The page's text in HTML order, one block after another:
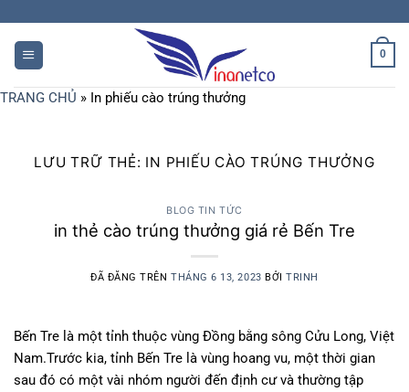
0
TRANG CHỦ » In phiếu cào trúng thưởng
LƯU TRỮ THẺ: IN PHIẾU CÀO TRÚNG THƯỞNG
BLOG TIN TỨC
in thẻ cào trúng thưởng giá rẻ Bến Tre
ĐÃ ĐĂNG TRÊN THÁNG 6 13, 2023 BỞITRINH
Bến Tre là một tỉnh thuộc vùng Đồng bằng sông Cửu Long, Việt
Nam.Trước kia, tỉnh Bến Tre là vùng hoang vu, một thời gian
sau đó có một vài nhóm người đến định cư và thường tập